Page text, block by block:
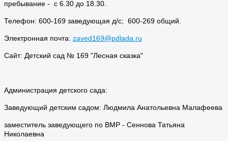
пребывание - с 6.30 до 18.30.
Телефон: 600-169 заведующая д/с; 600-269 общий.
Электронная почта: zaved169@pdlada.ru
Сайт: Детский сад № 169 "Лесная сказка"
Администрация детского сада:
Заведующий детским садом: Людмила Анатольевна Малафеева
заместитель заведующего по ВМР - Сеннова Татьяна
Николаевна